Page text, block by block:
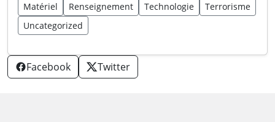
Matériel
Renseignement Technologie
Terrorisme
Uncategorized
Facebook Twitter